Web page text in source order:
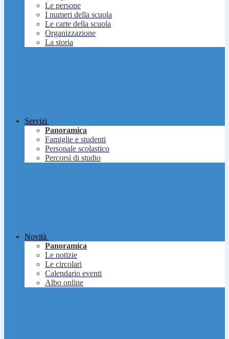
Le persone
I numeri della scuola
Le carte della scuola
Organizzazione
La storia
Servizi
Panoramica
Famiglie e studenti
Personale scolastico
Percorsi di studio
Novità
Panoramica
Le notizie
Le circolari
Calendario eventi
Albo online